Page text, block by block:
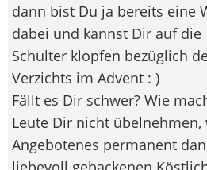
dann bist Du ja bereits eine
dabei und kannst Dir auf die
Schulter klopfen bezüglich
Verzichts im Advent : )
Fällt es Dir schwer? Wie
Leute Dir nicht übelnehmen,
Angebotenes permanent